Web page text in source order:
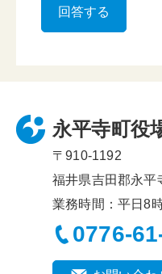
永平寺町役
〒910-1192
福井県吉田郡永平
業務時間：平日8
0776-